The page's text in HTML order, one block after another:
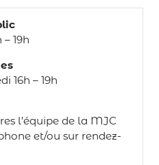
19h
16h – 19h
l’équipe de la MJC
et/ou sur rendez-